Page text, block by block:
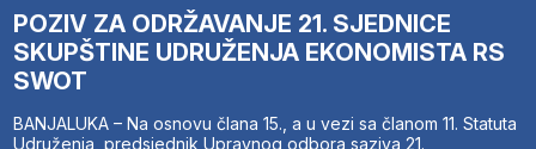
POZIV ZA ODRŽAVANJE 21. SJEDNICE
SKUPŠTINE UDRUŽENJA EKONOMISTA RS
SWOT
BANJALUKA – Na osnovu člana 15., a u vezi sa članom 11. Statuta
Udruženja, predsjednik Upravnog odbora saziva 21.